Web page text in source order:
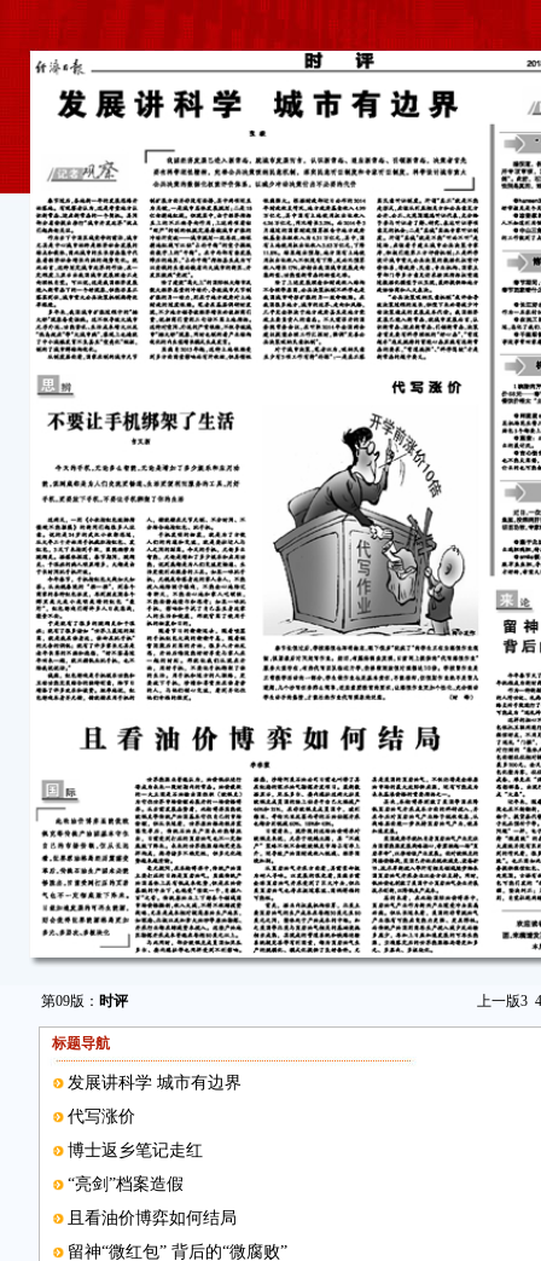
第09版： 时评 上一版3 4
标题导航
发展讲科学 城市有边界
代写涨价
博士返乡笔记走红
“亮剑”档案造假
且看油价博弈如何结局
留神“微红包” 背后的“微腐败”